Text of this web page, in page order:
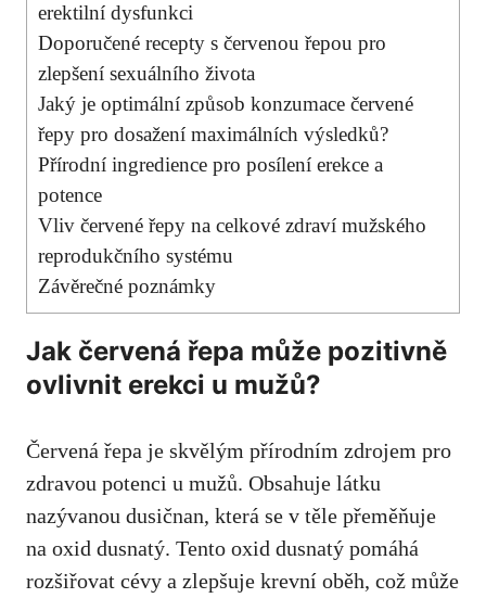
erektilní dysfunkci
Doporučené recepty s červenou řepou pro
zlepšení sexuálního života
Jaký je optimální způsob konzumace červené
řepy pro dosažení maximálních výsledků?
Přírodní ingredience pro posílení erekce a
potence
Vliv červené řepy na celkové zdraví mužského
reprodukčního systému
Závěrečné poznámky
Jak červená řepa může pozitivně
ovlivnit erekci u mužů?
Červená řepa je skvělým přírodním zdrojem pro
zdravou potenci u mužů. Obsahuje látku
nazývanou dusičnan, která se v těle přeměňuje
na oxid dusnatý. Tento oxid dusnatý pomáhá
rozšiřovat cévy a zlepšuje krevní oběh, což může